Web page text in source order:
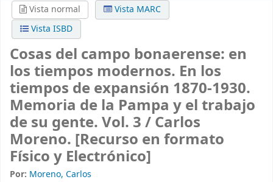
Vista normal
Vista MARC
Vista ISBD
Cosas del campo bonaerense: en
los tiempos modernos. En los
tiempos de expansión 1870-1930.
Memoria de la Pampa y el trabajo
de su gente. Vol. 3 /Carlos
Moreno. [Recurso en formato
Físico y Electrónico]
Por: Moreno, Carlos